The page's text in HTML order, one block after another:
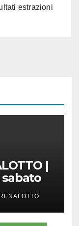
estrazioni
|